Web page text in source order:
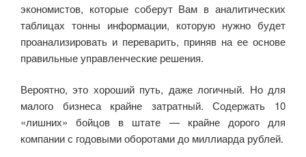
экономистов, которые соберут Вам в аналитических
таблицах тонны информации, которую нужно будет
проанализировать и переварить, приняв на ее основе
правильные управленческие решения.
Вероятно, это хороший путь, даже логичный. Но для
малого бизнеса крайне затратный. Содержать 10
«лишних» бойцов в штате — крайне дорого для
компании с годовыми оборотами до миллиарда рублей.